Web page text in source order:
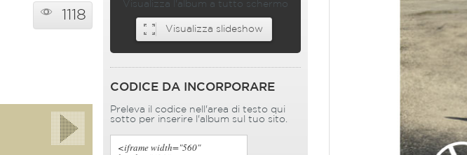
1118
Visualizza l'album a tutto schermo
Visualizza slideshow
CODICE DA INCORPORARE
Preleva il codice nell'area di testo qui
sotto per inserire l'album sul tuo sito.